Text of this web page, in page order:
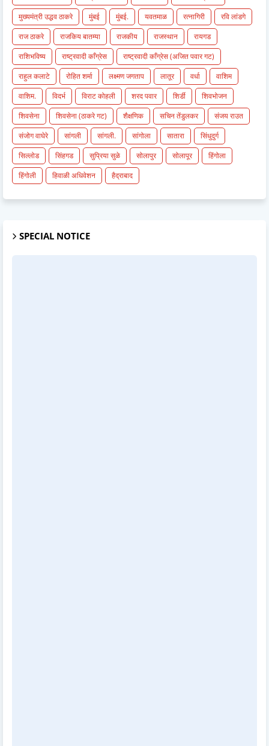
मुख्यमंत्री उद्धव ठाकरे
मुंबई मुंबई. यवतमाळ रत्नागिरी
रवि लांडगे
राज ठाकरे
राजकिय बातम्या राजकीय राजस्थान
रायगड
राशिभविष्य
राष्ट्रवादी काँग्रेस
राष्ट्रवादी काँग्रेस (अजित पवार गट)
राहुल कलाटे
रोहित शर्मा लक्ष्मण जगताप लातूर वर्धा
वाशिम
वाशिम.
विदर्भ विराट कोहली शरद पवार शिर्डी
शिवभोजन
शिवसेना
शिवसेना (ठाकरे गट) शैक्षणिक सचिन तेंडुलकर
संजय राउत
संजोग वाघेरे
सांगली सांगली. सांगोला सातारा
सिंधुदुर्ग
सिल्लोड
सिंहगड सुप्रिया सुळे सोलापुर सोलापूर
हिंगोला
हिंगोली
हिवाळी अधिवेशन हैद्राबाद
SPECIAL NOTICE